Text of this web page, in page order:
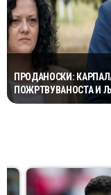
ПРОДАНОСКИ:
ПОЖРТВУВАНОСТА И